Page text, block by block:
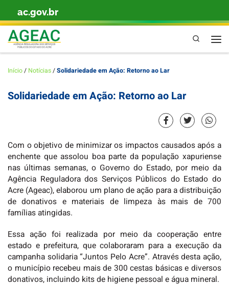
Skip to content
ac.gov.br
Pesquisa
Início/ Notícias/Solidariedade em Ação: Retorno ao Lar
Solidariedade em Ação: Retorno ao Lar
Com o objetivo de minimizar os impactos causados após a
enchente que assolou boa parte da população xapuriense
nas últimas semanas, o Governo do Estado, por meio da
Agência Reguladora dos Serviços Públicos do Estado do
Acre (Ageac), elaborou um plano de ação para a distribuição
de donativos e materiais de limpeza às mais de 700
famílias atingidas.
Essa ação foi realizada por meio da cooperação entre
estado e prefeitura, que colaboraram para a execução da
campanha solidaria “Juntos Pelo Acre”. Através desta ação,
o município recebeu mais de 300 cestas básicas e diversos
donativos, incluindo kits de higiene pessoal e água mineral.